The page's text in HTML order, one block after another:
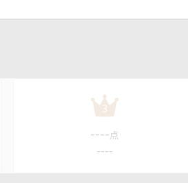
3
---- 点
----